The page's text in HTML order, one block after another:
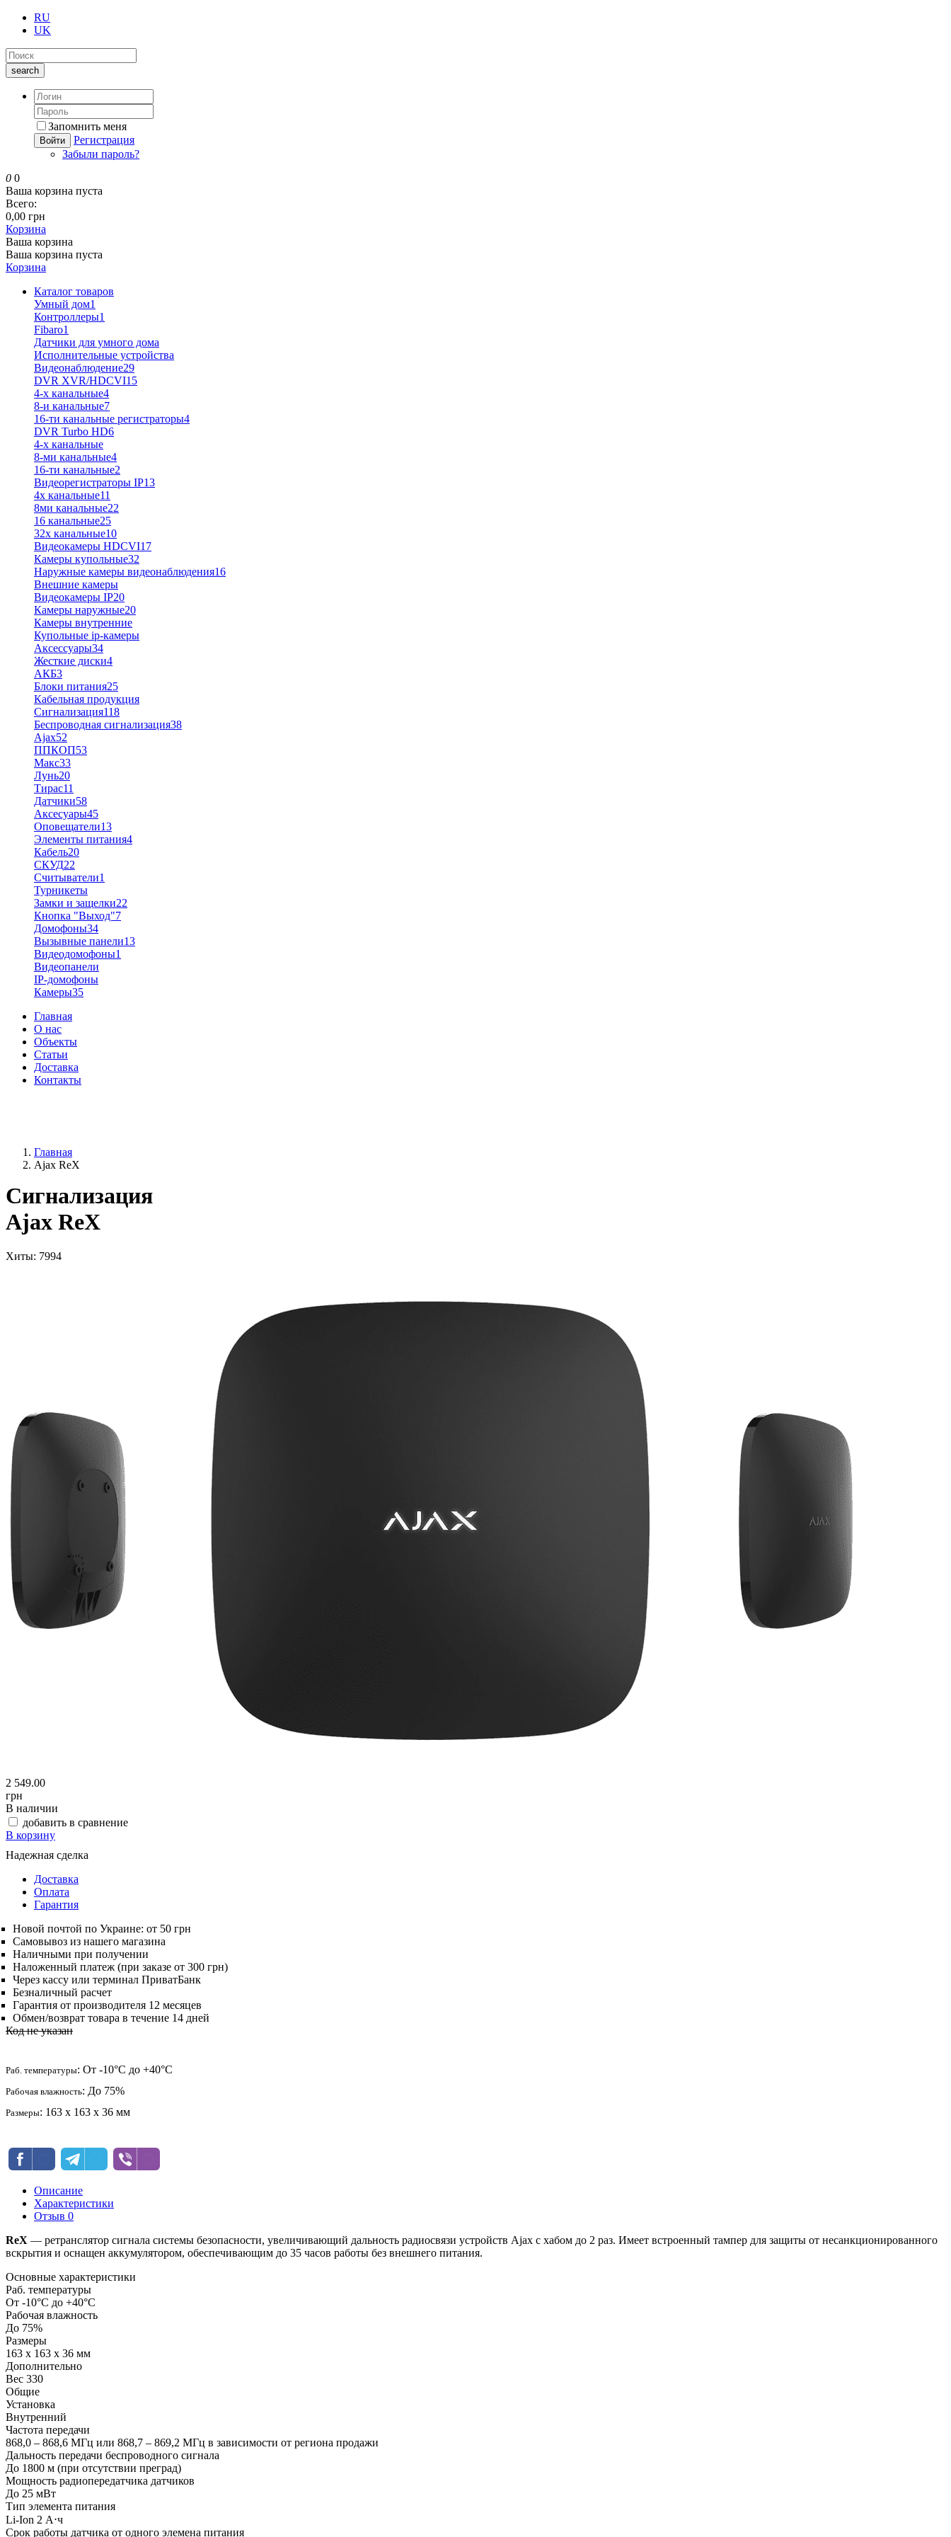
RU
UK
search
Запомнить меня
Войти
Регистрация
Забыли пароль?
0 0
Ваша корзина пуста
Всего:
0,00 грн
Корзина
Ваша корзина
Ваша корзина пуста
Корзина
Каталог товаров
Умный дом1
Контроллеры1
Fibaro1
Датчики для умного дома
Исполнительные устройства
Видеонаблюдение29
DVR XVR/HDCVI15
4-x канальные4
8-и канальные7
16-ти канальные регистраторы4
DVR Turbo HD6
4-х канальные
8-ми канальные4
16-ти канальные2
Видеорегистраторы IP13
4х канальные11
8ми канальные22
16 канальные25
32x канальные10
Видеокамеры HDCVI17
Камеры купольные32
Наружные камеры видеонаблюдения16
Внешние камеры
Видеокамеры IP20
Камеры наружные20
Камеры внутренние
Купольные ip-камеры
Аксессуары34
Жесткие диски4
АКБ3
Блоки питания25
Кабельная продукция
Сигнализация118
Беспроводная сигнализация38
Ajax52
ППКОП53
Макс33
Лунь20
Тирас11
Датчики58
Аксесуары45
Оповещатели13
Элементы питания4
Кабель20
СКУД22
Считыватели1
Турникеты
Замки и защелки22
Кнопка "Выход"7
Домофоны34
Вызывные панели13
Видеодомофоны1
Видеопанели
IP-домофоны
Камеры35
Главная
О нас
Объекты
Статьи
Доставка
Контакты
Главная
Ajax ReX
Сигнализация
Ajax ReX
Хиты: 7994
2 549.00
грн
В наличии
добавить в сравнение
В корзину
Надежная сделка
Доставка
Оплата
Гарантия
Новой почтой по Украине: от 50 грн
Самовывоз из нашего магазина
Наличными при получении
Наложенный платеж (при заказе от 300 грн)
Через кассу или терминал ПриватБанк
Безналичный расчет
Гарантия от производителя 12 месяцев
Обмен/возврат товара в течение 14 дней
Код не указан
Раб. температуры: От -10°С до +40°С
Рабочая влажность: До 75%
Размеры: 163 х 163 х 36 мм
Описание
Характеристики
Отзыв 0
ReX — ретранслятор сигнала системы безопасности, увеличивающий дальность радиосвязи устройств Ajax с хабом до 2 раз. Имеет встроенный тампер для защиты от несанкционированного
вскрытия и оснащен аккумулятором, обеспечивающим до 35 часов работы без внешнего питания.
Основные характеристики
Раб. температуры
От -10°С до +40°С
Рабочая влажность
До 75%
Размеры
163 х 163 х 36 мм
Дополнительно
Вес 330
Общие
Установка
Внутренний
Частота передачи
868,0 – 868,6 МГц или 868,7 – 869,2 МГц в зависимости от региона продажи
Дальность передачи беспроводного сигнала
До 1800 м (при отсутствии преград)
Мощность радиопередатчика датчиков
До 25 мВт
Тип элемента питания
Li-Ion 2 А⋅ч
Срок работы датчика от одного элемена питания